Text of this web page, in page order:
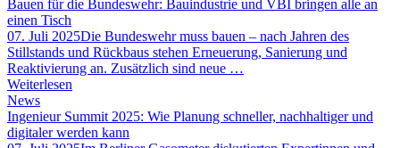
Bauen für die Bundeswehr: Bauindustrie und VBI bringen alle an
einen Tisch
07. Juli 2025Die Bundeswehr muss bauen – nach Jahren des
Stillstands und Rückbaus stehen Erneuerung, Sanierung und
Reaktivierung an. Zusätzlich sind neue …
Weiterlesen
News
Ingenieur Summit 2025: Wie Planung schneller, nachhaltiger und
digitaler werden kann